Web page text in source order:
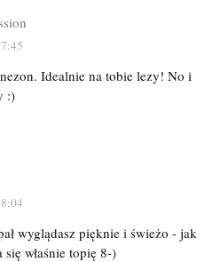
Idealnie na tobie lezy! No i
:)
wyglądasz pięknie i świeżo - jak
właśnie topię 8-)